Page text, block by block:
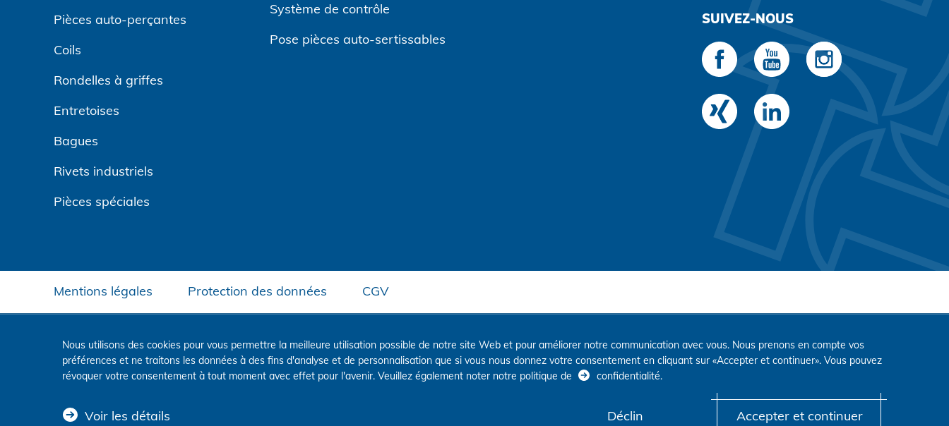
Pièces auto-perçantes
Coils
Rondelles à griffes
Entretoises
Bagues
Rivets industriels
Pièces spéciales
Système de contrôle
Pose pièces auto-sertissables
SUIVEZ-NOUS
Mentions légales Protection des données CGV
Nous utilisons des cookies pour vous permettre la meilleure utilisation possible de notre site Web et pour améliorer notre communication avec vous. Nous prenons en compte vos
préférences et ne traitons les données à des fins d'analyse et de personnalisation que si vous nous donnez votre consentement en cliquant sur «Accepter et continuer». Vous pouvez
révoquer votre consentement à tout moment avec effet pour l'avenir. Veuillez également noter notre politique de
confidentialité.
Voir les détails Déclin Accepter et continuer